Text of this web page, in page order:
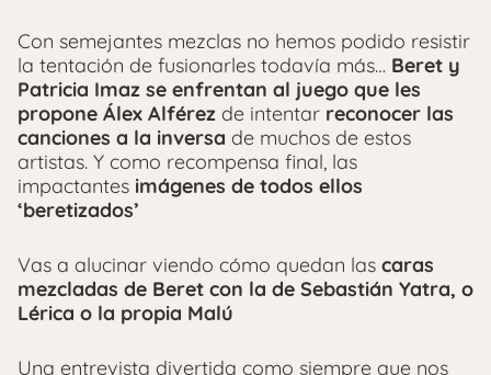
Con semejantes mezclas no hemos podido resistir
la tentación de fusionarles todavía más… Beret y
Patricia Imaz se enfrentan al juego que les
propone Álex Alférez de intentar reconocer las
canciones a la inversa de muchos de estos
artistas. Y como recompensa final, las
impactantes imágenes de todos ellos
‘beretizados’
Vas a alucinar viendo cómo quedan las caras
mezcladas de Beret con la de Sebastián Yatra, o
Lérica o la propia Malú
Una entrevista divertida como siempre que nos